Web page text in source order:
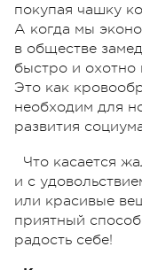
покупая чашку
А когда мы
в обществе
быстро и охотно
Это как
необходим для
развития
Что касается
и с
или красивые
приятный
радость себе!